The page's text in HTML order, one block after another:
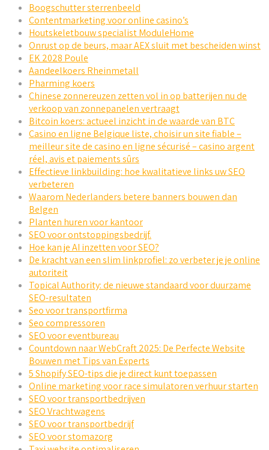
Boogschutter sterrenbeeld
Contentmarketing voor online casino’s
Houtskeletbouw specialist ModuleHome
Onrust op de beurs, maar AEX sluit met bescheiden winst
EK 2028 Poule
Aandeelkoers Rheinmetall
Pharming koers
Chinese zonnereuzen zetten vol in op batterijen nu de
verkoop van zonnepanelen vertraagt
Bitcoin koers: actueel inzicht in de waarde van BTC
Casino en ligne Belgique liste, choisir un site fiable –
meilleur site de casino en ligne sécurisé – casino argent
réel, avis et paiements sûrs
Effectieve linkbuilding: hoe kwalitatieve links uw SEO
verbeteren
Waarom Nederlanders betere banners bouwen dan
Belgen
Planten huren voor kantoor
SEO voor ontstoppingsbedrijf.
Hoe kan je AI inzetten voor SEO?
De kracht van een slim linkprofiel: zo verbeter je je online
autoriteit
Topical Authority: de nieuwe standaard voor duurzame
SEO-resultaten
Seo voor transportfirma
Seo compressoren
SEO voor eventbureau
Countdown naar WebCraft 2025: De Perfecte Website
Bouwen met Tips van Experts
5 Shopify SEO-tips die je direct kunt toepassen
Online marketing voor race simulatoren verhuur starten
SEO voor transportbedrijven
SEO Vrachtwagens
SEO voor transportbedrijf
SEO voor stomazorg